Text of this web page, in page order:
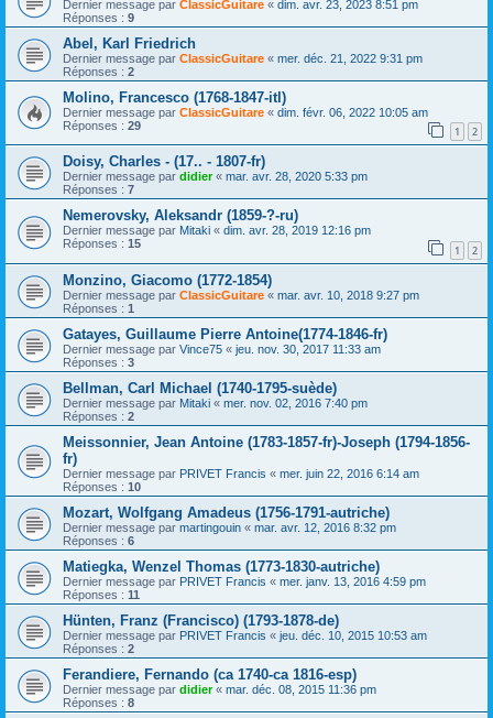
Dernier message par ClassicGuitare « dim. avr. 23, 2023 8:51 pm
Réponses : 9
Abel, Karl Friedrich
Dernier message par ClassicGuitare « mer. déc. 21, 2022 9:31 pm
Réponses : 2
Molino, Francesco (1768-1847-itl)
Dernier message par ClassicGuitare « dim. févr. 06, 2022 10:05 am
Réponses : 29 1 2
Doisy, Charles - (17.. - 1807-fr)
Dernier message par didier« mar. avr. 28, 2020 5:33 pm
Réponses : 7
Nemerovsky, Aleksandr (1859-?-ru)
Dernier message par Mitaki « dim. avr. 28, 2019 12:16 pm
Réponses : 15 1 2
Monzino, Giacomo (1772-1854)
Dernier message par ClassicGuitare « mar. avr. 10, 2018 9:27 pm
Réponses : 1
Gatayes, Guillaume Pierre Antoine(1774-1846-fr)
Dernier message par Vince75 « jeu. nov. 30, 2017 11:33 am
Réponses : 3
Bellman, Carl Michael (1740-1795-suède)
Dernier message par Mitaki « mer. nov. 02, 2016 7:40 pm
Réponses : 2
Meissonnier, Jean Antoine (1783-1857-fr)-Joseph (1794-1856-
fr)
Dernier message par PRIVET Francis « mer. juin 22, 2016 6:14 am
Réponses : 10
Mozart, Wolfgang Amadeus (1756-1791-autriche)
Dernier message par martingouin « mar. avr. 12, 2016 8:32 pm
Réponses : 6
Matiegka, Wenzel Thomas (1773-1830-autriche)
Dernier message par PRIVET Francis « mer. janv. 13, 2016 4:59 pm
Réponses : 11
Hünten, Franz (Francisco) (1793-1878-de)
Dernier message par PRIVET Francis « jeu. déc. 10, 2015 10:53 am
Réponses : 2
Ferandiere, Fernando (ca 1740-ca 1816-esp)
Dernier message par didier« mar. déc. 08, 2015 11:36 pm
Réponses : 8